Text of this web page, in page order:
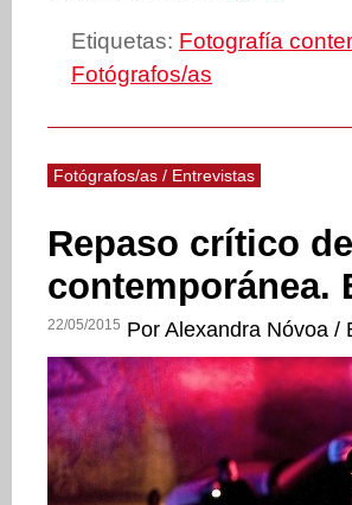
Etiquetas: Fotografía
Fotógrafos/as
Fotógrafos/as / Entrevistas
Repaso crítico
contemporánea.
22/05/2015 Por Alexandra Nóvoa /